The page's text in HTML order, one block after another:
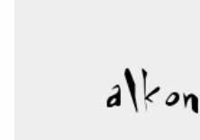
Comunidad